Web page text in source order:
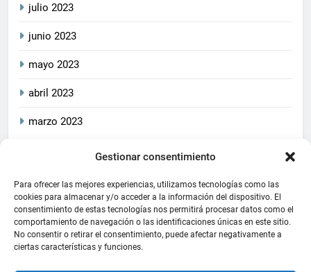
Gestionar consentimiento
Para ofrecer las mejores experiencias, utilizamos tecnologías como las
cookies para almacenar y/o acceder a la información del dispositivo. El
consentimiento de estas tecnologías nos permitirá procesar datos como el
comportamiento de navegación o las identificaciones únicas en este sitio.
No consentir o retirar el consentimiento, puede afectar negativamente a
ciertas características y funciones.
julio 2023
junio 2023
mayo 2023
abril 2023
marzo 2023
los derechos reservados.
Este blog cumple con las
leyes de privacidad y
protección de datos
aplicables, asegurando la
Política De CookiesAviso Legal